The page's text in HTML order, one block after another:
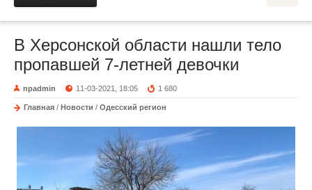
В Херсонской области нашли тело
пропавшей 7-летней девочки
npadmin 11-03-2021, 18:05 1 680
Главная / Новости / Одесский регион